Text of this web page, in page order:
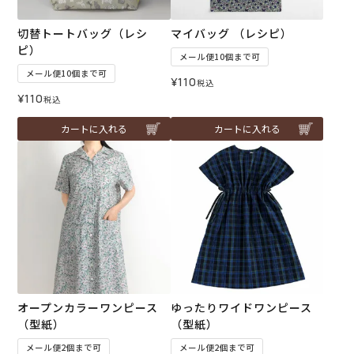
切替トートバッグ（レシ
ピ）
メール便10個まで可
¥110税込
カートに入れる
マイバッグ （レシピ）
メール便10個まで可
¥110税込
カートに入れる
オープンカラーワンピース
（型紙）
メール便2個まで可
ゆったりワイドワンピース
（型紙）
メール便2個まで可